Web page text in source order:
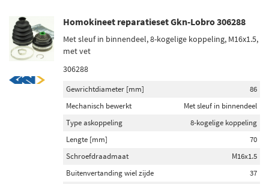
Homokineet reparatieset Gkn-Lobro 306288
Met sleuf in binnendeel, 8-kogelige koppeling, M16x1.5,
met vet
306288
Gewrichtdiameter [mm]
86
Mechanisch bewerkt
Met sleuf in binnendeel
Type askoppeling
8-kogelige koppeling
Lengte [mm]
70
Schroefdraadmaat
M16x1.5
Buitenvertanding wiel zijde
37